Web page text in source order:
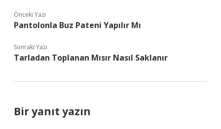
Önceki Yazı
Pantolonla Buz Pateni Yapılır Mı
Sonraki Yazı
Tarladan Toplanan Mısır Nasıl Saklanır
Bir yanıt yazın